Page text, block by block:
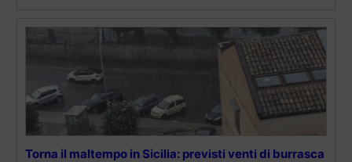
Torna il maltempo in Sicilia: previsti venti di burrasca